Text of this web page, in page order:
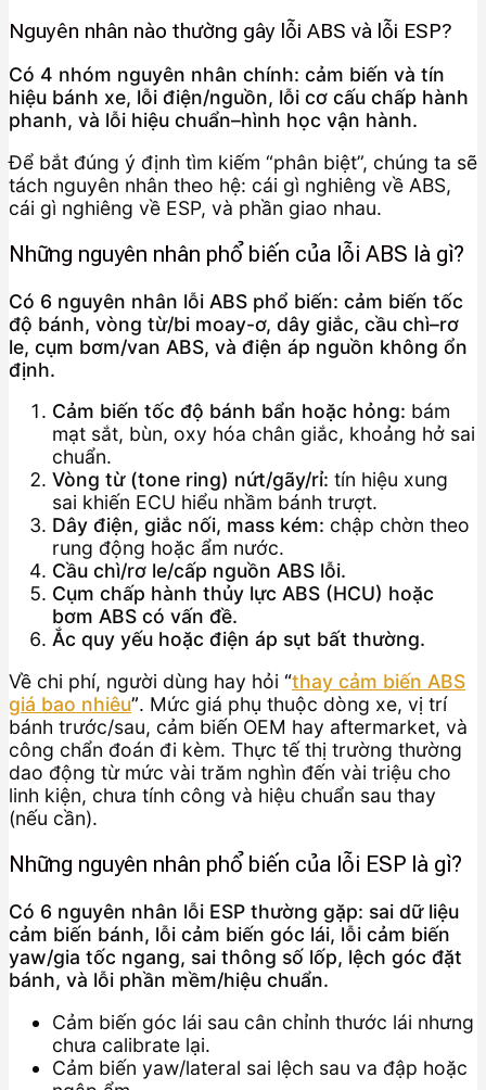
Nguyên nhân nào thường gây lỗi ABS và lỗi ESP?
Có 4 nhóm nguyên nhân chính: cảm biến và tín
hiệu bánh xe, lỗi điện/nguồn, lỗi cơ cấu chấp hành
phanh, và lỗi hiệu chuẩn–hình học vận hành.
Để bắt đúng ý định tìm kiếm “phân biệt”, chúng ta sẽ
tách nguyên nhân theo hệ: cái gì nghiêng về ABS,
cái gì nghiêng về ESP, và phần giao nhau.
Những nguyên nhân phổ biến của lỗi ABS là gì?
Có 6 nguyên nhân lỗi ABS phổ biến: cảm biến tốc
độ bánh, vòng từ/bi moay-ơ, dây giắc, cầu chì–rơ
le, cụm bơm/van ABS, và điện áp nguồn không ổn
định.
Cảm biến tốc độ bánh bẩn hoặc hỏng: bám
mạt sắt, bùn, oxy hóa chân giắc, khoảng hở sai
chuẩn.
Vòng từ (tone ring) nứt/gãy/rỉ: tín hiệu xung
sai khiến ECU hiểu nhầm bánh trượt.
Dây điện, giắc nối, mass kém: chập chờn theo
rung động hoặc ẩm nước.
Cầu chì/rơ le/cấp nguồn ABS lỗi.
Cụm chấp hành thủy lực ABS (HCU) hoặc
bơm ABS có vấn đề.
Ắc quy yếu hoặc điện áp sụt bất thường.
Về chi phí, người dùng hay hỏi “thay cảm biến ABS
giá bao nhiêu”. Mức giá phụ thuộc dòng xe, vị trí
bánh trước/sau, cảm biến OEM hay aftermarket, và
công chẩn đoán đi kèm. Thực tế thị trường thường
dao động từ mức vài trăm nghìn đến vài triệu cho
linh kiện, chưa tính công và hiệu chuẩn sau thay
(nếu cần).
Những nguyên nhân phổ biến của lỗi ESP là gì?
Có 6 nguyên nhân lỗi ESP thường gặp: sai dữ liệu
cảm biến bánh, lỗi cảm biến góc lái, lỗi cảm biến
yaw/gia tốc ngang, sai thông số lốp, lệch góc đặt
bánh, và lỗi phần mềm/hiệu chuẩn.
Cảm biến góc lái sau cân chỉnh thước lái nhưng
chưa calibrate lại.
Cảm biến yaw/lateral sai lệch sau va đập hoặc